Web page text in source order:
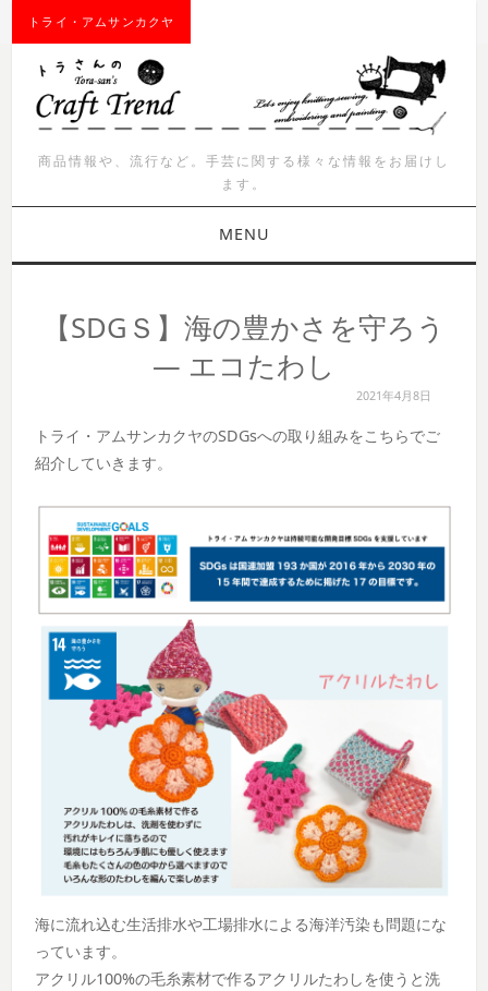
トライ・アムサンカクヤ
商品情報や、流行など。手芸に関する様々な情報をお届けし
ます。
MENU
商品紹介
ワークショップ
【SDGＳ】海の豊かさを守ろう
― エコたわし
2021年4月8日
トライ・アムサンカクヤのSDGsへの取り組みをこちらでご
紹介していきます。
海に流れ込む生活排水や工場排水による海洋汚染も問題にな
っています。
アクリル100%の毛糸素材で作るアクリルたわしを使うと洗